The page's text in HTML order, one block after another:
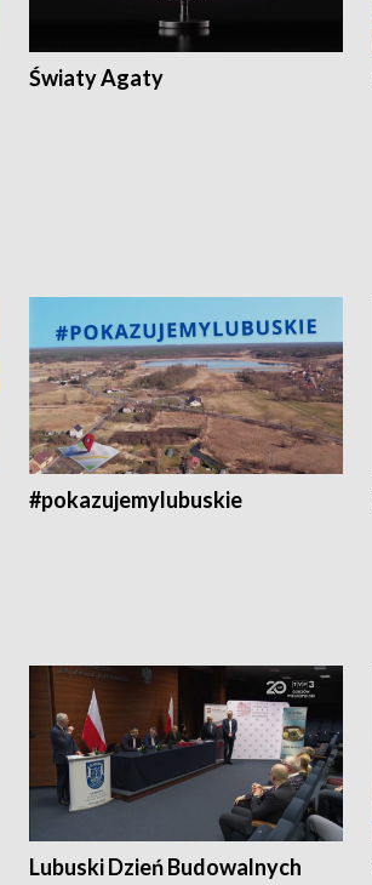
Światy Agaty
#pokazujemylubuskie
Lubuski Dzień Budowalnych